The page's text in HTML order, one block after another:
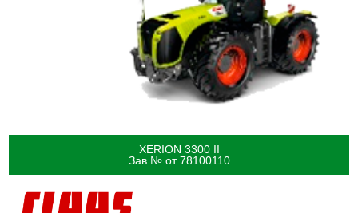
XERION 3300 II
Зав № от 78100110